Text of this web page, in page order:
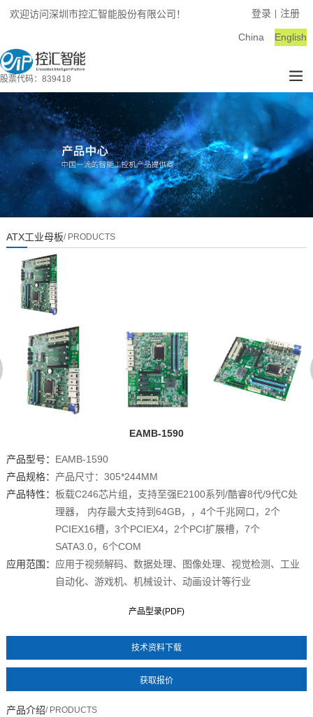
欢迎访问深圳市控汇智能股份有限公司！ 登录 注册
English
China
股票代码：839418
ATX工业母板/ PRODUCTS
EAMB-1590
产品型号： EAMB-1590
产品规格： 产品尺寸：305*244MM
产品特性： 板载C246芯片组，支持至强E2100系列/酷睿8代/9代C处
理器， 内存最大支持到64GB，，4个千兆网口，2个
PCIEX16槽，3个PCIEX4，2个PCI扩展槽，7个
SATA3.0，6个COM
应用范围： 应用于视频解码、数据处理、图像处理、视觉检测、工业
自动化、游戏机、机械设计、动画设计等行业
产品型录(PDF)
技术资料下载
产品介绍/ PRODUCTS